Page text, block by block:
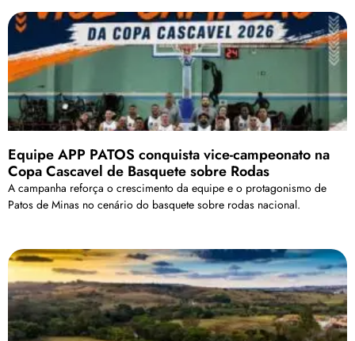
Equipe APP PATOS conquista vice-campeonato na
Copa Cascavel de Basquete sobre Rodas
A campanha reforça o crescimento da equipe e o protagonismo de
Patos de Minas no cenário do basquete sobre rodas nacional.